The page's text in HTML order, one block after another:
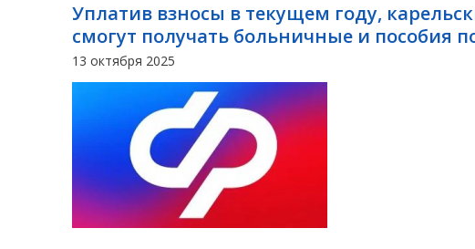
Уплатив взносы в текущем году,
смогут получать больничные и пособия
13 октября 2025